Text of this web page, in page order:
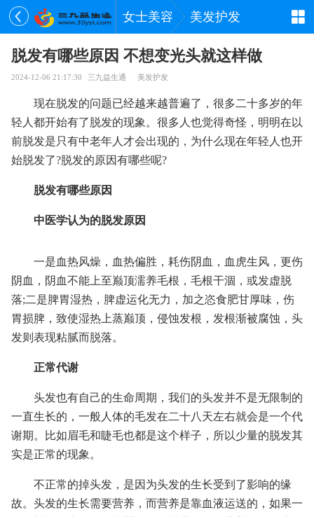
女士美容 美发护发
脱发有哪些原因 不想变光头就这样做
2024-12-06 21:17:30 三九益生通 美发护发
现在脱发的问题已经越来越普遍了，很多二十多岁的年
轻人都开始有了脱发的现象。很多人也觉得奇怪，明明在以
前脱发是只有中老年人才会出现的，为什么现在年轻人也开
始脱发了?脱发的原因有哪些呢?
脱发有哪些原因
中医学认为的脱发原因
一是血热风燥，血热偏胜，耗伤阴血，血虎生风，更伤
阴血，阴血不能上至巅顶濡养毛根，毛根干涸，或发虚脱
落;二是脾胃湿热，脾虚运化无力，加之恣食肥甘厚味，伤
胃损脾，致使湿热上蒸巅顶，侵蚀发根，发根渐被腐蚀，头
发则表现粘腻而脱落。
正常代谢
头发也有自己的生命周期，我们的头发并不是无限制的
一直生长的，一般人体的毛发在二十八天左右就会是一个代
谢期。比如眉毛和睫毛也都是这个样子，所以少量的脱发其
实是正常的现象。
不正常的掉头发，是因为头发的生长受到了影响的缘
故。头发的生长需要营养，而营养是靠血液运送的，如果一